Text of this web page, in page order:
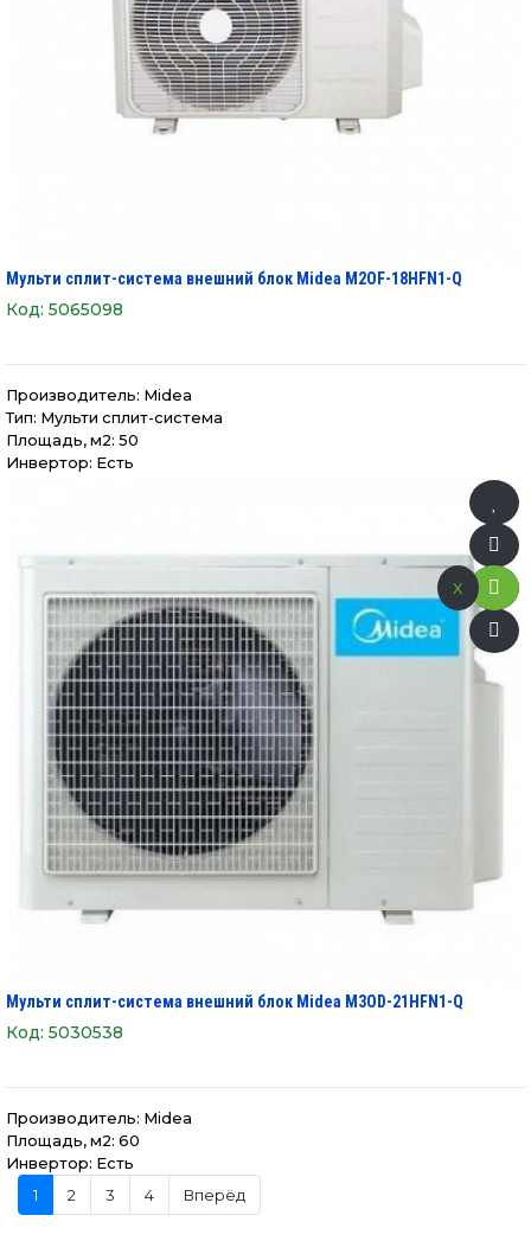
Мульти сплит-система внешний блок Midea M2OF-18HFN1-Q
Код: 5065098
Производитель: Midea
Тип: Мульти сплит-система
Площадь, м2: 50
Инвертор: Есть
Мульти сплит-система внешний блок Midea M3OD-21HFN1-Q
Код: 5030538
x
Производитель: Midea
Площадь, м2: 60
Инвертор: Есть
1 2 3 4 Вперёд